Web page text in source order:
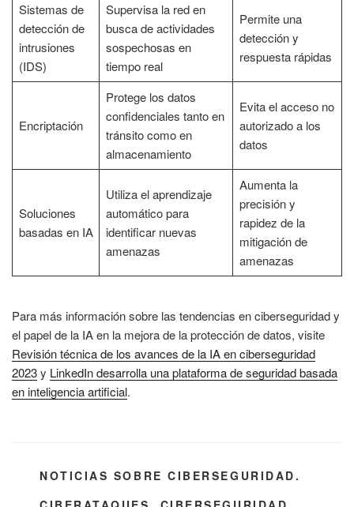
Sistemas de
detección de
intrusiones
(IDS)
Supervisa la red en
busca de actividades
sospechosas en
tiempo real
Permite una
detección y
respuesta rápidas
Encriptación
Protege los datos
confidenciales tanto en
tránsito como en
almacenamiento
Evita el acceso no
autorizado a los
datos
Soluciones
basadas en IA
Utiliza el aprendizaje
automático para
identificar nuevas
amenazas
Aumenta la
precisión y
rapidez de la
mitigación de
amenazas
Para más información sobre las tendencias en ciberseguridad y
el papel de la IA en la mejora de la protección de datos, visite
Revisión técnica de los avances de la IA en ciberseguridad
2023y LinkedIn desarrolla una plataforma de seguridad basada
en inteligencia artificial.
CATEGORÍAS
NOTICIAS SOBRE CIBERSEGURIDAD.